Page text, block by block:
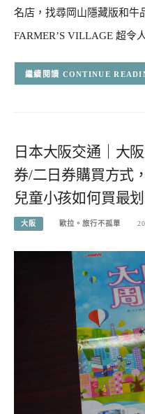
名店，找尋岡山隱藏版和牛
FARMER’S VILLAGE 超
CONTINUE
日本大阪交通｜大
券/二日券購買方式
兒童小孩如何買最
大阪 歐拉。旅行不孤單